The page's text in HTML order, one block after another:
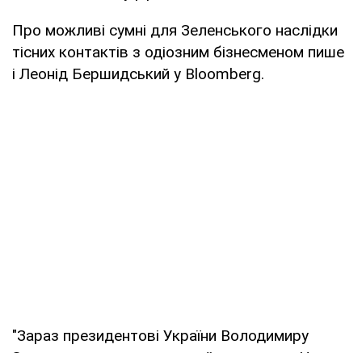
Про можливі сумні для Зеленського наслідки
тісних контактів з одіозним бізнесменом пише
і Леонід Бершидський у Bloomberg.
"Зараз президентові України Володимиру